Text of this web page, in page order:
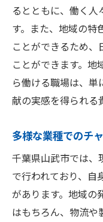
業界の専
実践を通
キャリア
山武市での現
正社員と
長期的な
職場での
現場仕事
仕事と生
自然豊かな山
るとともに、働く人
す。また、地域の特
ことができるため
ことができます。
ら働ける職場は、
献の実感を得られる
多様な業種でのチ
千葉県山武市では、
で行われており、自
があります。地域の
はもちろん、物流や